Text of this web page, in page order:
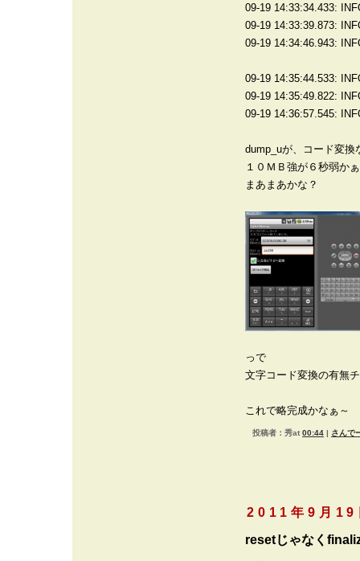
09-19 14:33:34.433:
09-19 14:33:39.873:
09-19 14:34:46.943:
09-19 14:35:44.533:
09-19 14:35:49.822:
09-19 14:36:57.545:
dump_uが、コード変換
１０ＭＢ強が６秒弱かぁ
まあまあかな？
っで
文字コード変換の有無
これで略完成かなぁ～
投稿者：秀at 00:44 | さんで
2011年9月19
resetじゃなく